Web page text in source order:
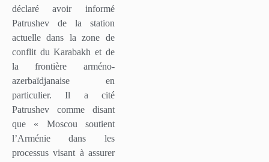
déclaré avoir informé
Patrushev de la station
actuelle dans la zone de
conflit du Karabakh et de
la frontière arméno-
azerbaïdjanaise en
particulier. Il a cité
Patrushev comme disant
que « Moscou soutient
l’Arménie dans les
processus visant à assurer